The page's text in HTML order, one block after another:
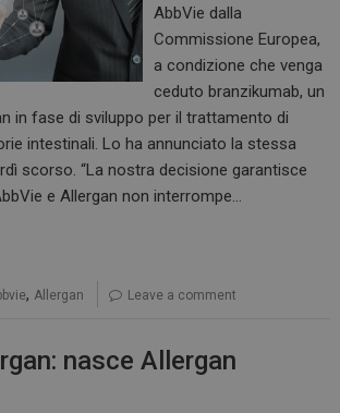
AbbVie dalla
Commissione Europea,
a condizione che venga
ceduto branzikumab, un
in fase di sviluppo per il trattamento di
intestinali. Lo ha annunciato la stessa
scorso. “La nostra decisione garantisce
e Allergan non interrompe…
, Allergan Leave a comment
nasce Allergan